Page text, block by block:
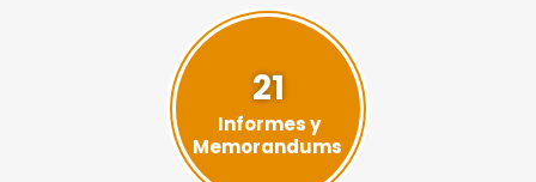
21
Informes y
Memorandums